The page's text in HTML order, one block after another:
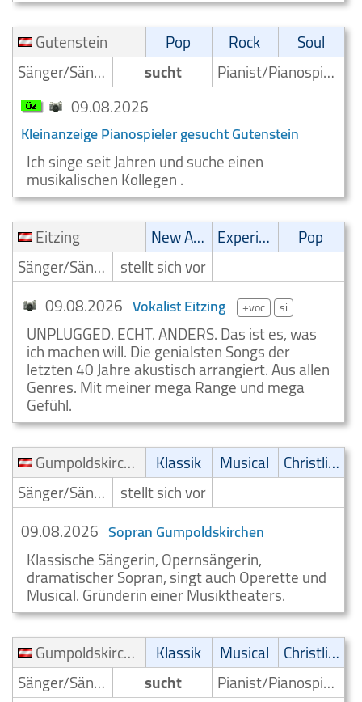
Gutenstein
Pop Rock
Soul
Sänger/Sängerin
sucht
Pianist/Pianospieler
09.08.2026
Kleinanzeige Pianospieler gesucht Gutenstein
Ich singe seit Jahren und suche einen
musikalischen Kollegen .
Eitzing
New Age Experimental
Pop
Sänger/Sängerin stellt sich vor
09.08.2026 Vokalist Eitzing +voc si
UNPLUGGED. ECHT. ANDERS. Das ist es, was
ich machen will. Die genialsten Songs der
letzten 40 Jahre akustisch arrangiert. Aus allen
Genres. Mit meiner mega Range und mega
Gefühl.
Gumpoldskirchen
Klassik Musical
Christliche Musik
Sänger/Sängerin stellt sich vor
09.08.2026 Sopran Gumpoldskirchen
Klassische Sängerin, Opernsängerin,
dramatischer Sopran, singt auch Operette und
Musical. Gründerin einer Musiktheaters.
Gumpoldskirchen
Klassik Musical
Christliche Musik
Sänger/Sängerin
sucht
Pianist/Pianospieler